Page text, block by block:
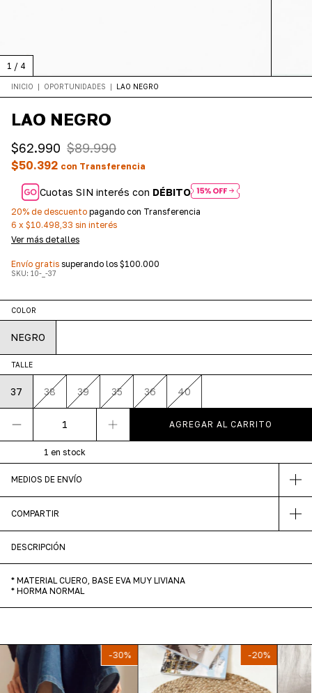
1 / 4
INICIO | OPORTUNIDADES | LAO NEGRO
LAO NEGRO
$62.990 $89.990
$50.392 con Transferencia
Cuotas SIN interés con DÉBITO
20% de descuento pagando con Transferencia
6 x $10.498,33 sin interés
Ver más detalles
Envío gratis superando los $100.000
SKU: 10-_-37
COLOR
NEGRO
TALLE
37 38 39 35 36 40
1 en stock
MEDIOS DE ENVÍO
COMPARTIR
DESCRIPCIÓN
* MATERIAL CUERO, BASE EVA MUY LIVIANA
* HORMA NORMAL
-30% -20%